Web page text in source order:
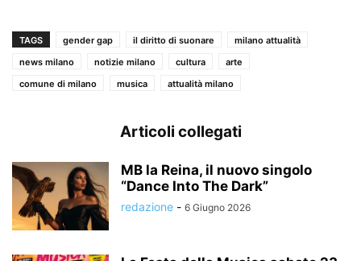
TAGS gender gap il diritto di suonare
milano attualità
news milano
notizie milano cultura
arte
comune di milano
musica attualità milano
Articoli collegati
MB la Reina, il nuovo singolo
“Dance Into The Dark”
redazione - 6 Giugno 2026